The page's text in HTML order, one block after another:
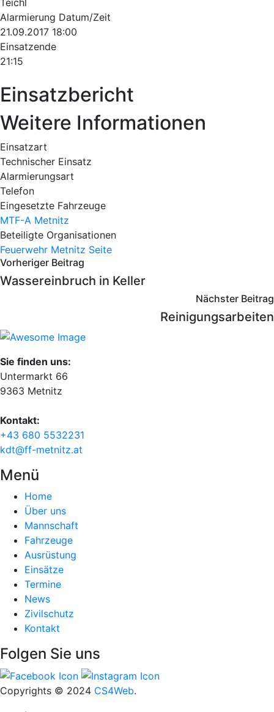
Alarmierung Datum/Zeit
21.09.2017 18:00
Einsatzende
21:15
Einsatzbericht
Weitere Informationen
Einsatzart
Technischer Einsatz
Alarmierungsart
Telefon
Eingesetzte Fahrzeuge
MTF-A Metnitz
Beteiligte Organisationen
Feuerwehr Metnitz Seite
Vorheriger Beitrag
Wassereinbruch in Keller
Nächster Beitrag
Reinigungsarbeiten
Sie finden uns:
Untermarkt 66
9363 Metnitz
Kontakt:
+43 680 5532231
kdt@ff-metnitz.at
Menü
Home
Über uns
Mannschaft
Fahrzeuge
Ausrüstung
Einsätze
Termine
News
Zivilschutz
Kontakt
Folgen Sie uns
Copyrights © 2024 CS4Web.